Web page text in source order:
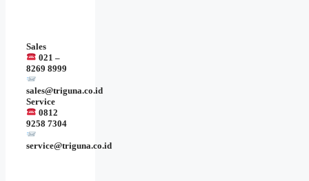
Sales
021 –
8269 8999
sales@triguna.co.id
Service
0812
9258 7304
service@triguna.co.id